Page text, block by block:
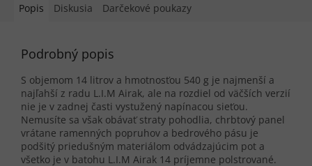
Popis Diskusia Darčekové poukazy
Podrobný popis
S objemom 14 litrov a hmotnosťou 540 g je najmenší a
najľahší z radu L.I.M Airak, ale na rozdiel od väčších verzií
nie je v zadnej časti vystužený napínacou sieťou.
Nemusíte sa však obávať straty pohodlia, chrbtový panel
vrátane ramenných popruhov a bedrového pásu je
podšitý priedušným materiálom odvádzajúcim pot a
všetko je v batohu L.I.M Airak 14 príjemne polstrované.